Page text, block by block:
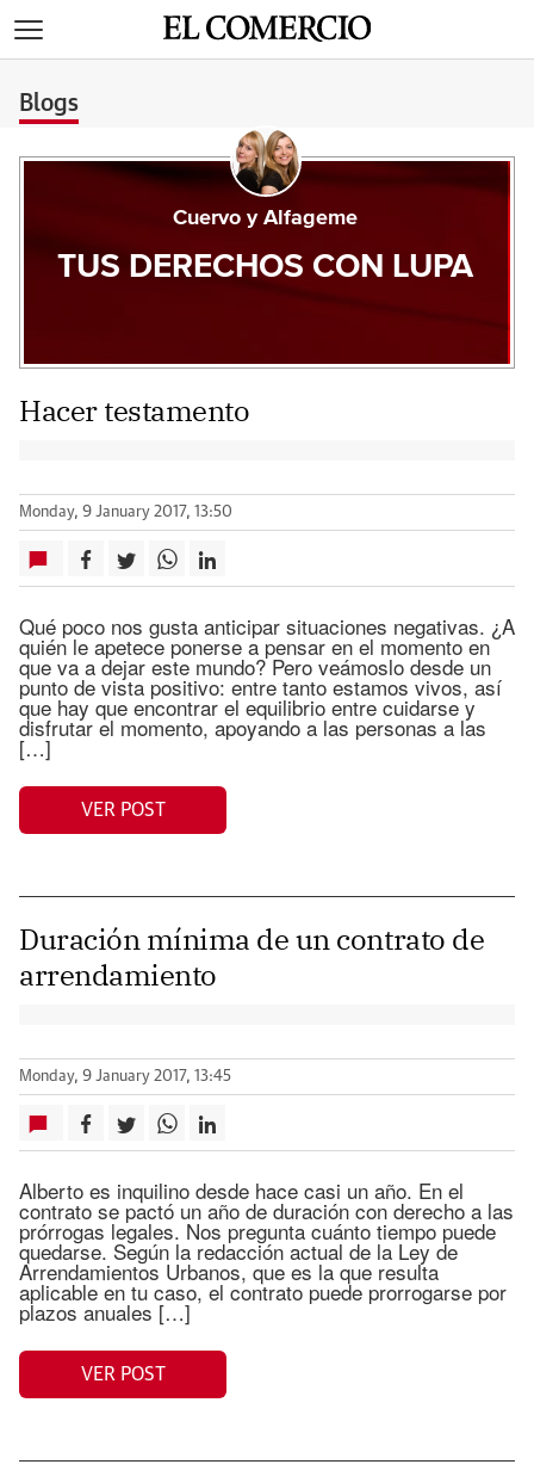
Blogs
Cuervo y Alfageme
TUS DERECHOS CON LUPA
Hacer testamento
Monday, 9 January 2017, 13:50
Qué poco nos gusta anticipar situaciones negativas. ¿A
quién le apetece ponerse a pensar en el momento en
que va a dejar este mundo? Pero veámoslo desde un
punto de vista positivo: entre tanto estamos vivos, así
que hay que encontrar el equilibrio entre cuidarse y
disfrutar el momento, apoyando a las personas a las
[…]
VER POST
Duración mínima de un contrato de
arrendamiento
Monday, 9 January 2017, 13:45
Alberto es inquilino desde hace casi un año. En el
contrato se pactó un año de duración con derecho a las
prórrogas legales. Nos pregunta cuánto tiempo puede
quedarse. Según la redacción actual de la Ley de
Arrendamientos Urbanos, que es la que resulta
aplicable en tu caso, el contrato puede prorrogarse por
plazos anuales […]
VER POST